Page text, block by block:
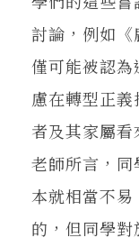
討論，例如
僅可能被認
慮在轉型正
者及其家屬
老師所言，
本就相當不
的，但同學